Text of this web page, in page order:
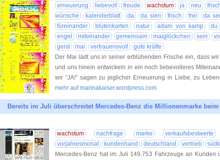
erneuerung liebevoll freude wachstum ja neu
wünsche
kalenderblatt da da sien frisch frei
da
füreinander
blütenkarten natur adam von kamp
du
engel
miteinander gemeinsam maiglöckchen sein
geist
mai vertrauensvoll
gute kräfte
Der Mai lädt uns in seiner erblühenden Frische ein, dass
und uns hinein entwickeln in ein noch liebevolleres
wir “JA!” sagen zu jeglicher Erneuerung in Liebe, zu
mehr auf marinakaiser.wordpress.com
Bereits im Juli überschreitet Mercedes-Benz die Millionenmarke
wachstum nachfrage marke
verkaufsbestwerte
vorjahresmonat
kundenhand deutschland vertrieb
Mercedes-Benz hat im Juli 149.753 Fahrzeuge an Kunden